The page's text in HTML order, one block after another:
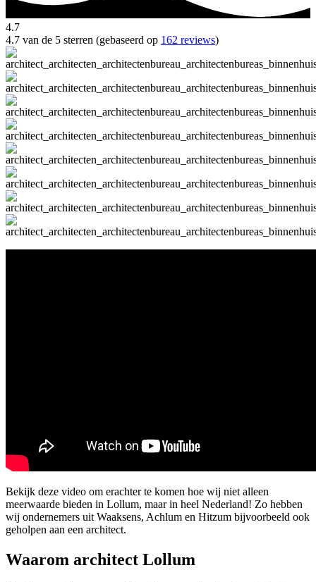
4.7
4.7 van de 5 sterren (gebaseerd op 162 reviews)
Bekijk deze video om erachter te komen hoe wij niet alleen
meerwaarde bieden in Lollum, maar in heel Nederland! Zo hebben
wij ondernemers uit Waaksens, Achlum en Hitzum bijvoorbeeld ook
geholpen aan een architect.
Waarom architect Lollum